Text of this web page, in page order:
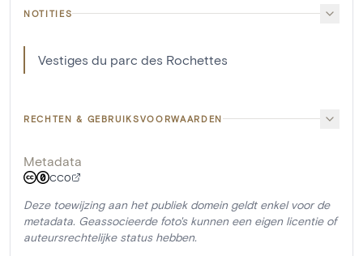
NOTITIES
Vestiges du parc des Rochettes
RECHTEN & GEBRUIKSVOORWAARDEN
Metadata
CC0
Deze toewijzing aan het publiek domein geldt enkel voor de
metadata. Geassocieerde foto's kunnen een eigen licentie of
auteursrechtelijke status hebben.